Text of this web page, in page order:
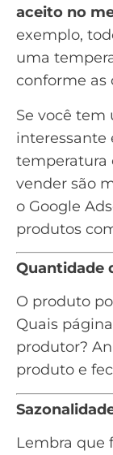
aceito no
exemplo,
uma
conforme as
Se você tem
interessante
temperatura
vender são
o Google
produtos
Quantidade
O produto
Quais
produtor?
produto e
Lembra que